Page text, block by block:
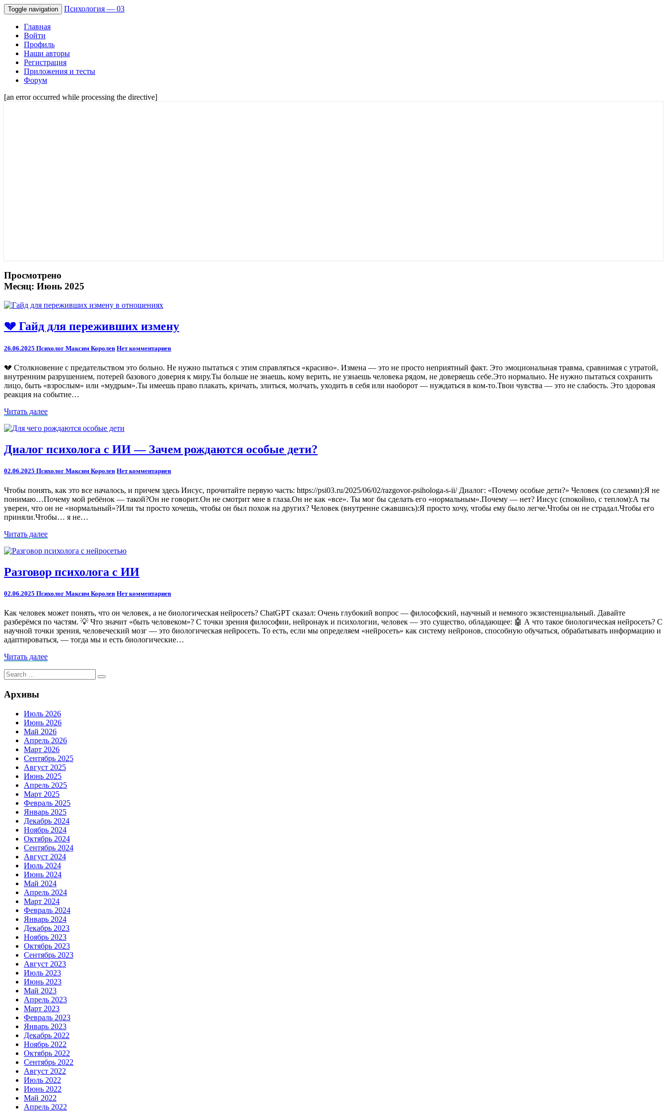
Toggle navigation Психология — 03
Главная
Войти
Профиль
Наши авторы
Регистрация
Приложения и тесты
Форум
[an error occurred while processing the directive]
Просмотрено
Месяц: Июнь 2025
💔
Гайд
переживших
💔 Гайд для переживших измену
26.06.2025 Психолог Максим Королев Comments
Нет комментариев
💔 Столкновение с предательством это больно. Не нужно пытаться с этим справляться «красиво». Измена — это не просто неприятный факт. Это эмоциональная травма, сравнимая с утратой,
внутренним разрушением, потерей базового доверия к миру.Ты больше не знаешь, кому верить, не узнаешь человека рядом, не доверяешь себе.Это нормально. Не нужно пытаться сохранить
лицо, быть «взрослым» или «мудрым».Ты имеешь право плакать, кричать, злиться, молчать, уходить в себя или наоборот — нуждаться в ком-то.Твои чувства — это не слабость. Это здоровая
реакция на событие…
Читать далееЧитать
Диалог
психолога
ИИ
Зачем
рождаются
особые
дети?
Диалог психолога с ИИ — Зачем рождаются особые дети?
02.06.2025 Психолог Максим Королев Comments
Нет комментариев
Чтобы понять, как это все началось, и причем здесь Иисус, прочитайте первую часть: https://psi03.ru/2025/06/02/razgovor-psihologa-s-ii/ Диалог: «Почему особые дети?» Человек (со слезами):Я не
понимаю…Почему мой ребёнок — такой?Он не говорит.Он не смотрит мне в глаза.Он не как «все». Ты мог бы сделать его «нормальным».Почему — нет? Иисус (спокойно, с теплом):А ты
уверен, что он не «нормальный»?Или ты просто хочешь, чтобы он был похож на других? Человек (внутренне сжавшись):Я просто хочу, чтобы ему было легче.Чтобы он не страдал.Чтобы его
приняли.Чтобы… я не…
Читать далееЧитать
Разговор
психолога
ИИ
Разговор психолога с ИИ
02.06.2025 Психолог Максим Королев Comments
Нет комментариев
Как человек может понять, что он человек, а не биологическая нейросеть? ChatGPT сказал: Очень глубокий вопрос — философский, научный и немного экзистенциальный. Давайте
разберёмся по частям. 💡 Что значит «быть человеком»? С точки зрения философии, нейронаук и психологии, человек — это существо, обладающее: 🤖 А что такое биологическая нейросеть? С
научной точки зрения, человеческий мозг — это биологическая нейросеть. То есть, если мы определяем «нейросеть» как систему нейронов, способную обучаться, обрабатывать информацию и
адаптироваться, — тогда мы и есть биологические…
Читать далееЧитать
Search
for:
Search
Архивы
Июль 2026
Июнь 2026
Май 2026
Апрель 2026
Март 2026
Сентябрь 2025
Август 2025
Июнь 2025
Апрель 2025
Март 2025
Февраль 2025
Январь 2025
Декабрь 2024
Ноябрь 2024
Октябрь 2024
Сентябрь 2024
Август 2024
Июль 2024
Июнь 2024
Май 2024
Апрель 2024
Март 2024
Февраль 2024
Январь 2024
Декабрь 2023
Ноябрь 2023
Октябрь 2023
Сентябрь 2023
Август 2023
Июль 2023
Июнь 2023
Май 2023
Апрель 2023
Март 2023
Февраль 2023
Январь 2023
Декабрь 2022
Ноябрь 2022
Октябрь 2022
Сентябрь 2022
Август 2022
Июль 2022
Июнь 2022
Май 2022
Апрель 2022